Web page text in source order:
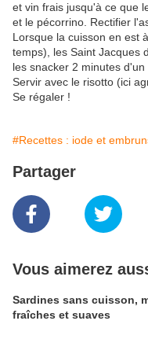
et vin frais jusqu'à ce que
et le pécorrino. Rectifier
Lorsque la cuisson en est
temps), les Saint Jacques
les snacker 2 minutes
Servir avec le risotto (ici
Se régaler !
#Recettes : iode et
Partager
Vous aimerez
Sardines sans cuisson,
fraîches et suaves